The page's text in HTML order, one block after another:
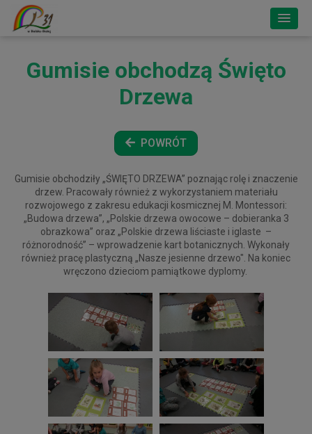
Gumisie obchodzą Święto
Drzewa
POWRÓT
Gumisie obchodziły „ŚWIĘTO DRZEWA” poznającrolę i znaczenie
drzew. Pracowały również z wykorzystaniem materiału
rozwojowego z zakresu edukacji kosmicznej M. Montessori:
„Budowa drzewa”, „Polskie drzewa owocowe – dobieranka 3
obrazkowa” oraz „Polskie drzewa liściaste i iglaste –
różnorodność” – wprowadzenie kart botanicznych. Wykonały
również pracę plastyczną „Nasze jesienne drzewo". Na koniec
wręczono dzieciom pamiątkowe dyplomy.